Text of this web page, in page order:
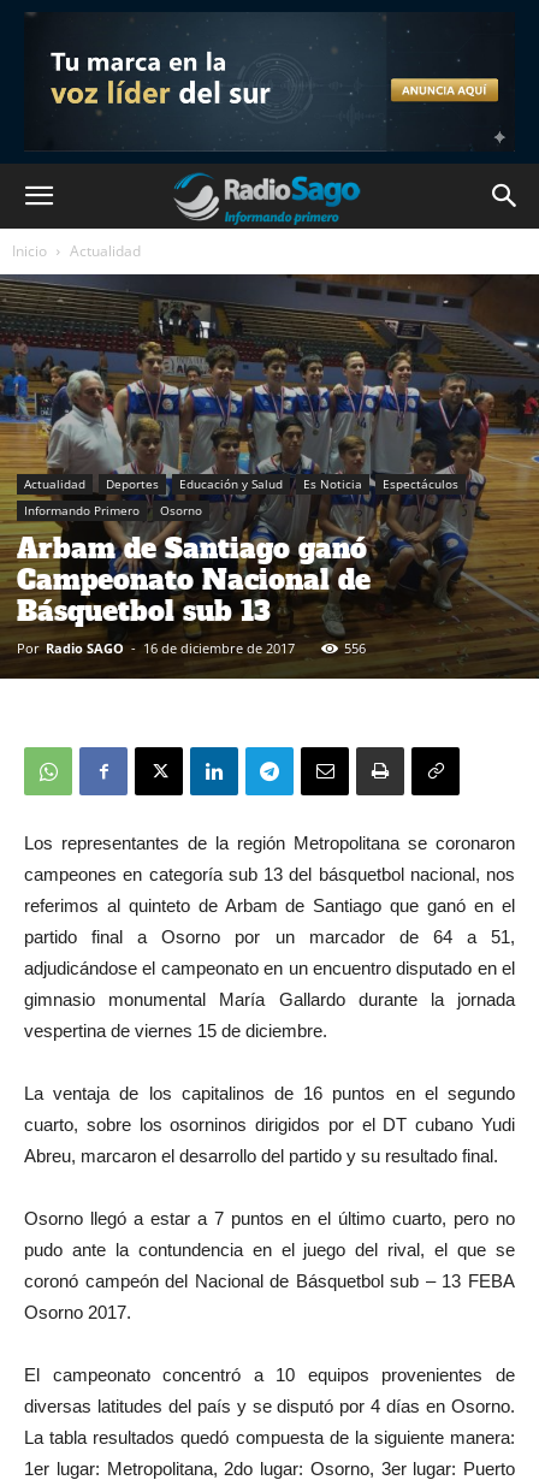
Inicio Actualidad
Actualidad Deportes Educación y Salud Es Noticia
Espectáculos
Informando Primero
Osorno
Arbam de Santiago ganó
Campeonato Nacional de
Básquetbol sub 13
Por Radio SAGO - 16 de diciembre de 2017 556
Los representantes de la región Metropolitana se coronaron
campeones en categoría sub 13 del básquetbol nacional, nos
referimos al quinteto de Arbam de Santiago que ganó en el
partido final a Osorno por un marcador de 64 a 51,
adjudicándose el campeonato en un encuentro disputado en el
gimnasio monumental María Gallardo durante la jornada
vespertina de viernes 15 de diciembre.
La ventaja de los capitalinos de 16 puntos en el segundo
cuarto, sobre los osorninos dirigidos por el DT cubano Yudi
Abreu, marcaron el desarrollo del partido y su resultado final.
Osorno llegó a estar a 7 puntos en el último cuarto, pero no
pudo ante la contundencia en el juego del rival, el que se
coronó campeón del Nacional de Básquetbol sub – 13 FEBA
Osorno 2017.
El campeonato concentró a 10 equipos provenientes de
diversas latitudes del país y se disputó por 4 días en Osorno.
La tabla resultados quedó compuesta de la siguiente manera:
1er lugar: Metropolitana, 2do lugar: Osorno, 3er lugar: Puerto